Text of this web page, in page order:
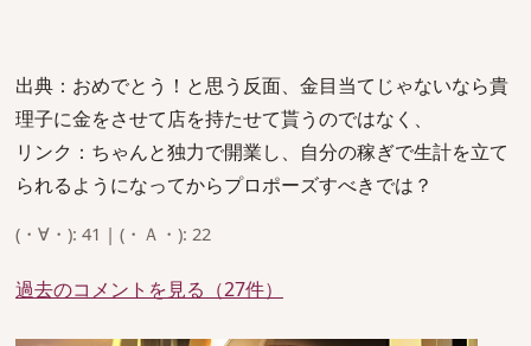
出典：おめでとう！と思う反面、金目当てじゃないなら貴
理子に金をさせて店を持たせて貰うのではなく、
リンク：ちゃんと独力で開業し、自分の稼ぎで生計を立て
られるようになってからプロポーズすべきでは？
(・∀・): 41 | (・Ａ・): 22
過去のコメントを見る（27件）